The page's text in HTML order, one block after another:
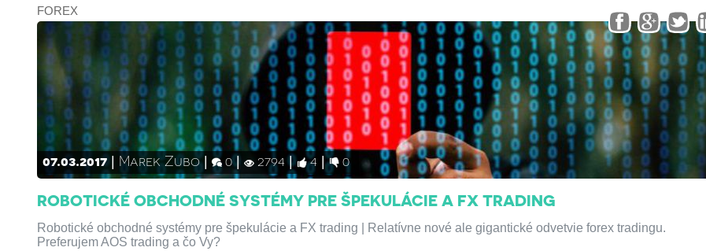
FOREX
07.03.2017 Marek Zubo 0 2794 4 0
ROBOTICKÉ OBCHODNÉ SYSTÉMY PRE ŠPEKULÁCIE A FX TRADING
Robotické obchodné systémy pre špekulácie a FX trading | Relatívne nové ale gigantické odvetvie forex tradingu.
Preferujem AOS trading a čo Vy?